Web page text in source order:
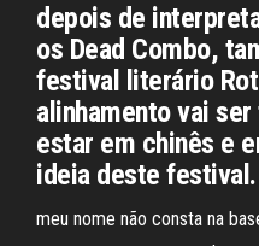
depois de
os Dead Combo,
festival literário
alinhamento vai
estar em chinês e
ideia deste festival.
meu nome não consta na